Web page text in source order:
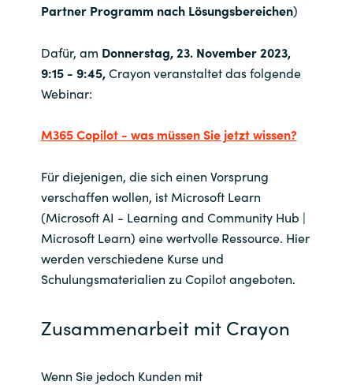
Partner Programm nach Lösungsbereichen)
Dafür, am Donnerstag, 23. November 2023,
9:15 - 9:45,Crayon veranstaltet das folgende
Webinar:
M365 Copilot - was müssen Sie jetzt wissen?
Für diejenigen, die sich einen Vorsprung
verschaffen wollen, ist Microsoft Learn
(Microsoft AI - Learning and Community Hub |
Microsoft Learn) eine wertvolle Ressource. Hier
werden verschiedene Kurse und
Schulungsmaterialien zu Copilot angeboten.
Zusammenarbeit mit Crayon
Wenn Sie jedoch Kunden mit